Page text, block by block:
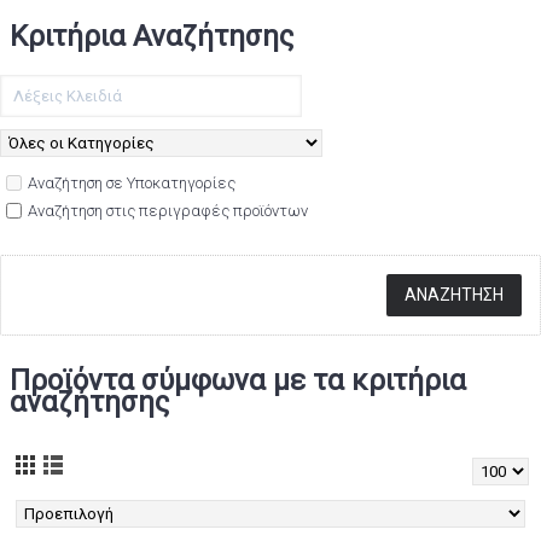
Κριτήρια Αναζήτησης
Αναζήτηση σε Υποκατηγορίες
Αναζήτηση στις περιγραφές προϊόντων
Προϊόντα σύμφωνα με τα κριτήρια
αναζήτησης